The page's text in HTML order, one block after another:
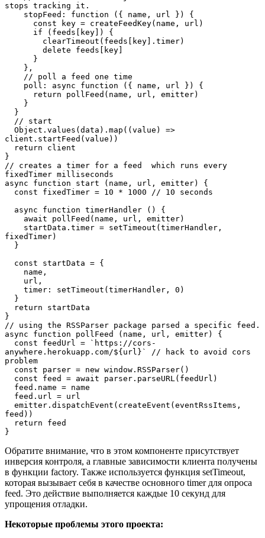
stops tracking it.
client.startFeed(value))
}
// creates a timer for a feed  which runs every
fixedTimer milliseconds
async function start (name, url, emitter) {
fixedTimer)
}
// using the RSSParser package parsed a specific feed.
async function pollFeed (name, url, emitter) {
anywhere.herokuapp.com/${url}` // hack to avoid cors
problem
feed))
}
Обратите внимание, что в этом компоненте присутствует
инверсия контроля, а главные зависимости клиента получены
в функции factory. Также используется функция setTimeout,
которая вызывает себя в качестве основного timer для опроса
feed. Это действие выполняется каждые 10 секунд для
упрощения отладки.
Некоторые проблемы этого проекта: